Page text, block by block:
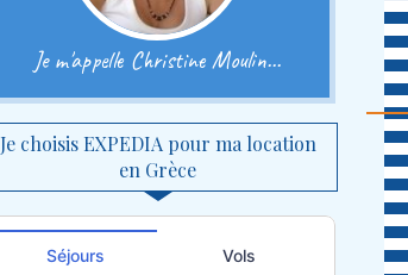
Je m'appelle Christine Moulin...
Je choisis EXPEDIA pour ma location
en Grèce